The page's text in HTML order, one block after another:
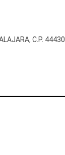
C.P. 44430